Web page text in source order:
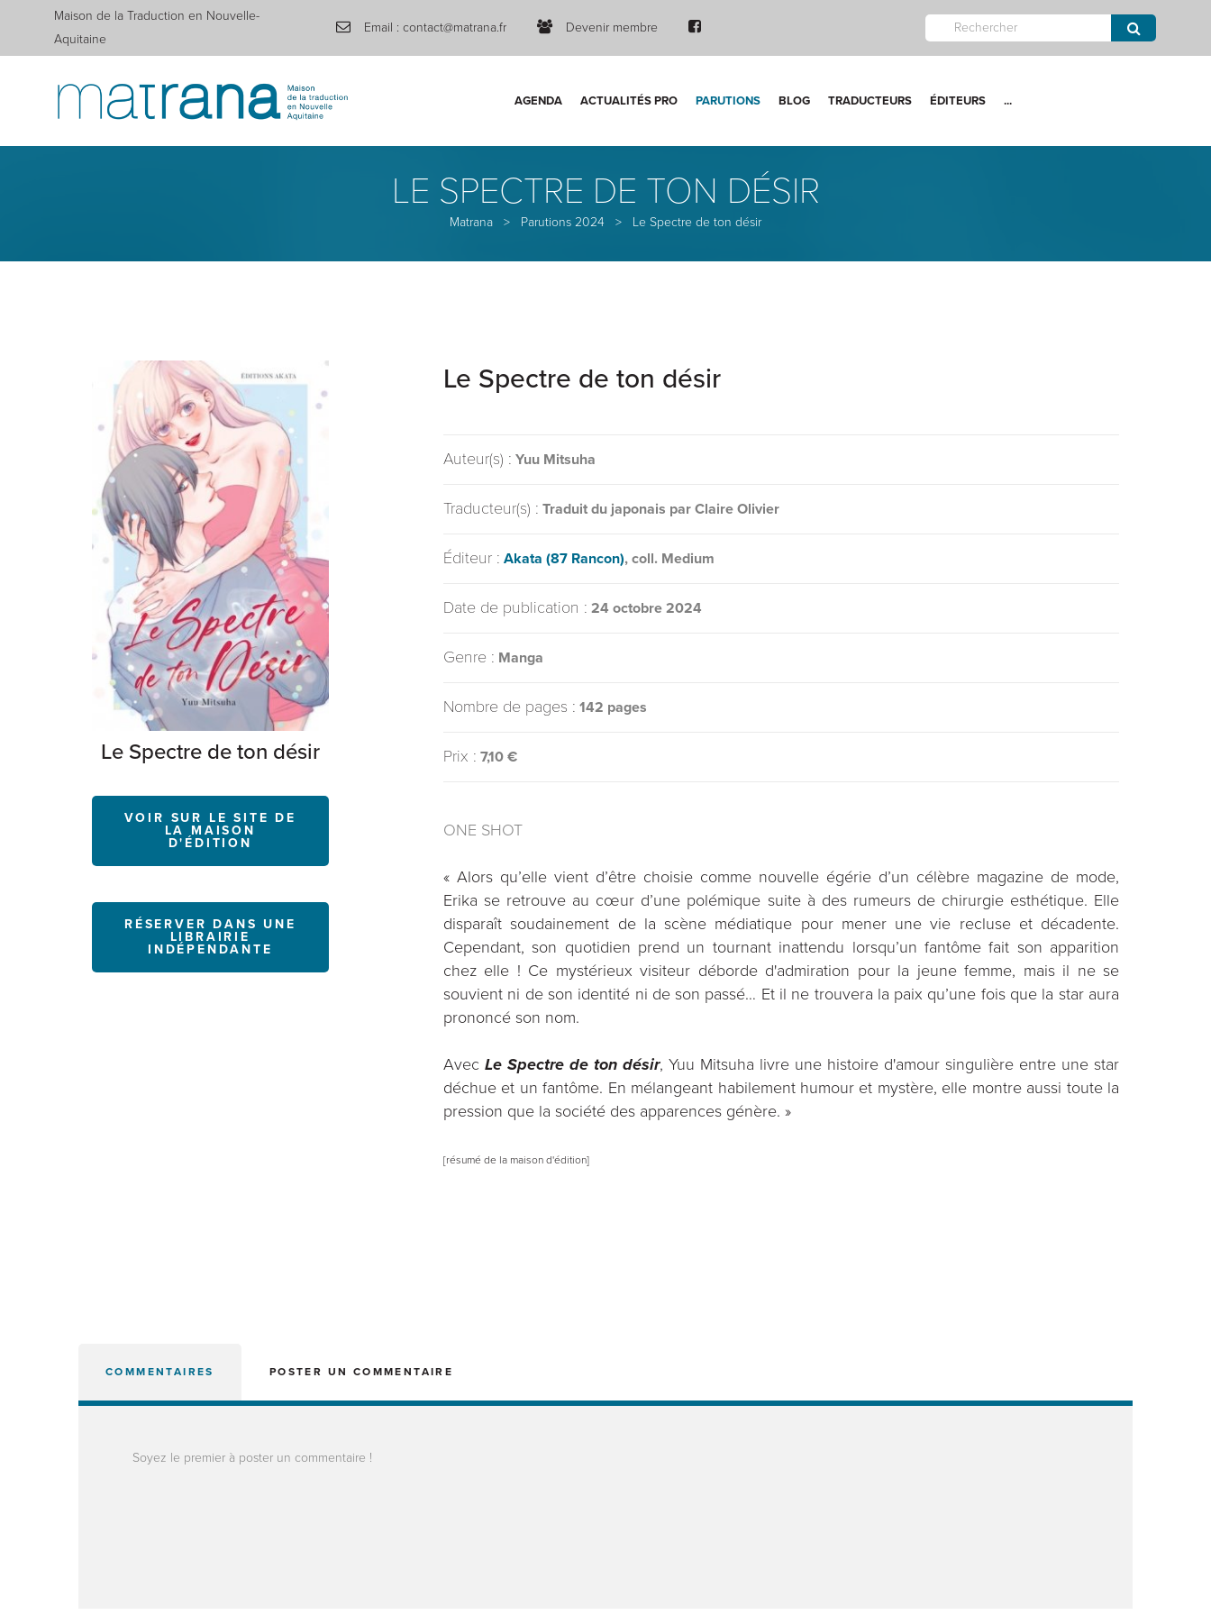
Maison de la Traduction en Nouvelle-
Aquitaine
Email : contact@matrana.fr Devenir membre
AGENDA ACTUALITÉS PRO PARUTIONS BLOG TRADUCTEURS ÉDITEURS ...
LE SPECTRE DE TON DÉSIR
Matrana > Parutions 2024 > Le Spectre de ton désir
Le Spectre de ton désir
VOIR SUR LE SITE DE
LA MAISON
D'ÉDITION
RÉSERVER DANS UNE
LIBRAIRIE
INDÉPENDANTE
Le Spectre de ton désir
Auteur(s) : Yuu Mitsuha
Traducteur(s) : Traduit du japonais par Claire Olivier
Éditeur : Akata (87 Rancon), coll. Medium
Date de publication : 24 octobre 2024
Genre : Manga
Nombre de pages : 142 pages
Prix : 7,10 €
ONE SHOT
« Alors qu’elle vient d’être choisie comme nouvelle égérie d’un célèbre magazine de mode,
Erika se retrouve au cœur d’une polémique suite à des rumeurs de chirurgie esthétique. Elle
disparaît soudainement de la scène médiatique pour mener une vie recluse et décadente.
Cependant, son quotidien prend un tournant inattendu lorsqu’un fantôme fait son apparition
chez elle ! Ce mystérieux visiteur déborde d'admiration pour la jeune femme, mais il ne se
souvient ni de son identité ni de son passé… Et il ne trouvera la paix qu’une fois que la star aura
prononcé son nom.
Avec Le Spectre de ton désir, Yuu Mitsuha livre une histoire d'amour singulière entre une star
déchue et un fantôme. En mélangeant habilement humour et mystère, elle montre aussi toute la
pression que la société des apparences génère. »
[résumé de la maison d'édition]
COMMENTAIRES POSTER UN COMMENTAIRE
Soyez le premier à poster un commentaire !